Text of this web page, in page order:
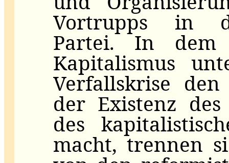
Vortrupps in
Partei. In
Kapitalismus
Verfallskrise
der Existenz
des
macht, trennen